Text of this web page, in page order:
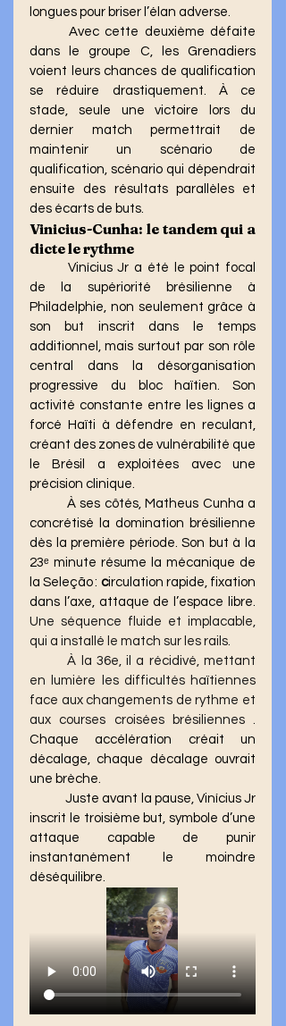
longues pour briser l’élan adverse.
dans le groupe C, les Grenadiers
voient leurs chances de qualification
se réduire drastiquement. À ce
stade, seule une victoire lors du
dernier match permettrait de
maintenir un scénario de
qualification, scénario qui dépendrait
ensuite des résultats parallèles et
des écarts de buts.
Vinicius-Cunha: le tandem qui a
dicte le rythme
de la supériorité brésilienne à
Philadelphie, non seulement grâce à
son but inscrit dans le temps
additionnel, mais surtout par son rôle
central dans la désorganisation
progressive du bloc haïtien. Son
activité constante entre les lignes a
forcé Haïti à défendre en reculant,
créant des zones de vulnérabilité que
le Brésil a exploitées avec une
précision clinique.
concrétisé la domination brésilienne
dès la première période. Son but à la
23ᵉ minute résume la mécanique de
la Seleção : circulation rapide, fixation
Une séquence fluide et implacable,
qui a installé le match sur les rails.
À la 36e, il a récidivé, mettant
en lumière les difficultés haïtiennes
face aux changements de rythme et
aux courses croisées brésiliennes .
Chaque accélération créait un
décalage, chaque décalage ouvrait
une brèche.
	Juste avant la pause, Vinícius Jr
inscrit le troisième but, symbole d’une
attaque capable de punir
instantanément le moindre
déséquilibre.